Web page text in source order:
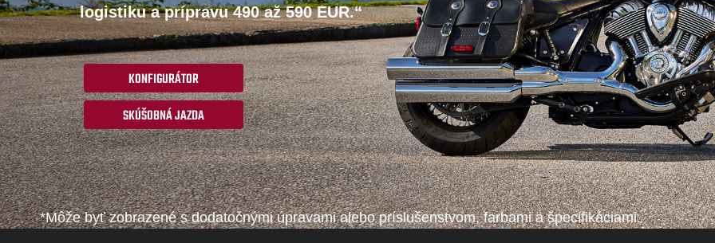
logistiku a prípravu 490 až 590 EUR.“
KONFIGURÁTOR
SKÚŠOBNÁ JAZDA
*Môže byť zobrazené s dodatočnými úpravami alebo príslušenstvom, farbami a špecifikáciami.